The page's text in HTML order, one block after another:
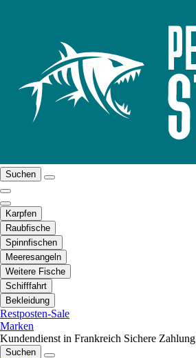
Suchen
Karpfen
Raubfische
Spinnfischen
Meeresangeln
Weitere Fische
Schifffahrt
Bekleidung
Restposten-Sale
Marken
Kundendienst in Frankreich Sichere Zahlung
Suchen